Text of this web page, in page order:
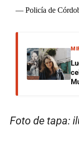
— Policía de
Foto de tapa: